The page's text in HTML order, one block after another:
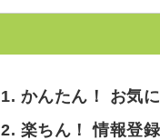
1. かんたん！ お気
2. 楽ちん！ 情報登